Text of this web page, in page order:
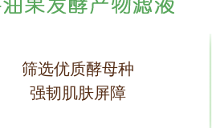
筛选优质酵母种
强韧肌肤屏障